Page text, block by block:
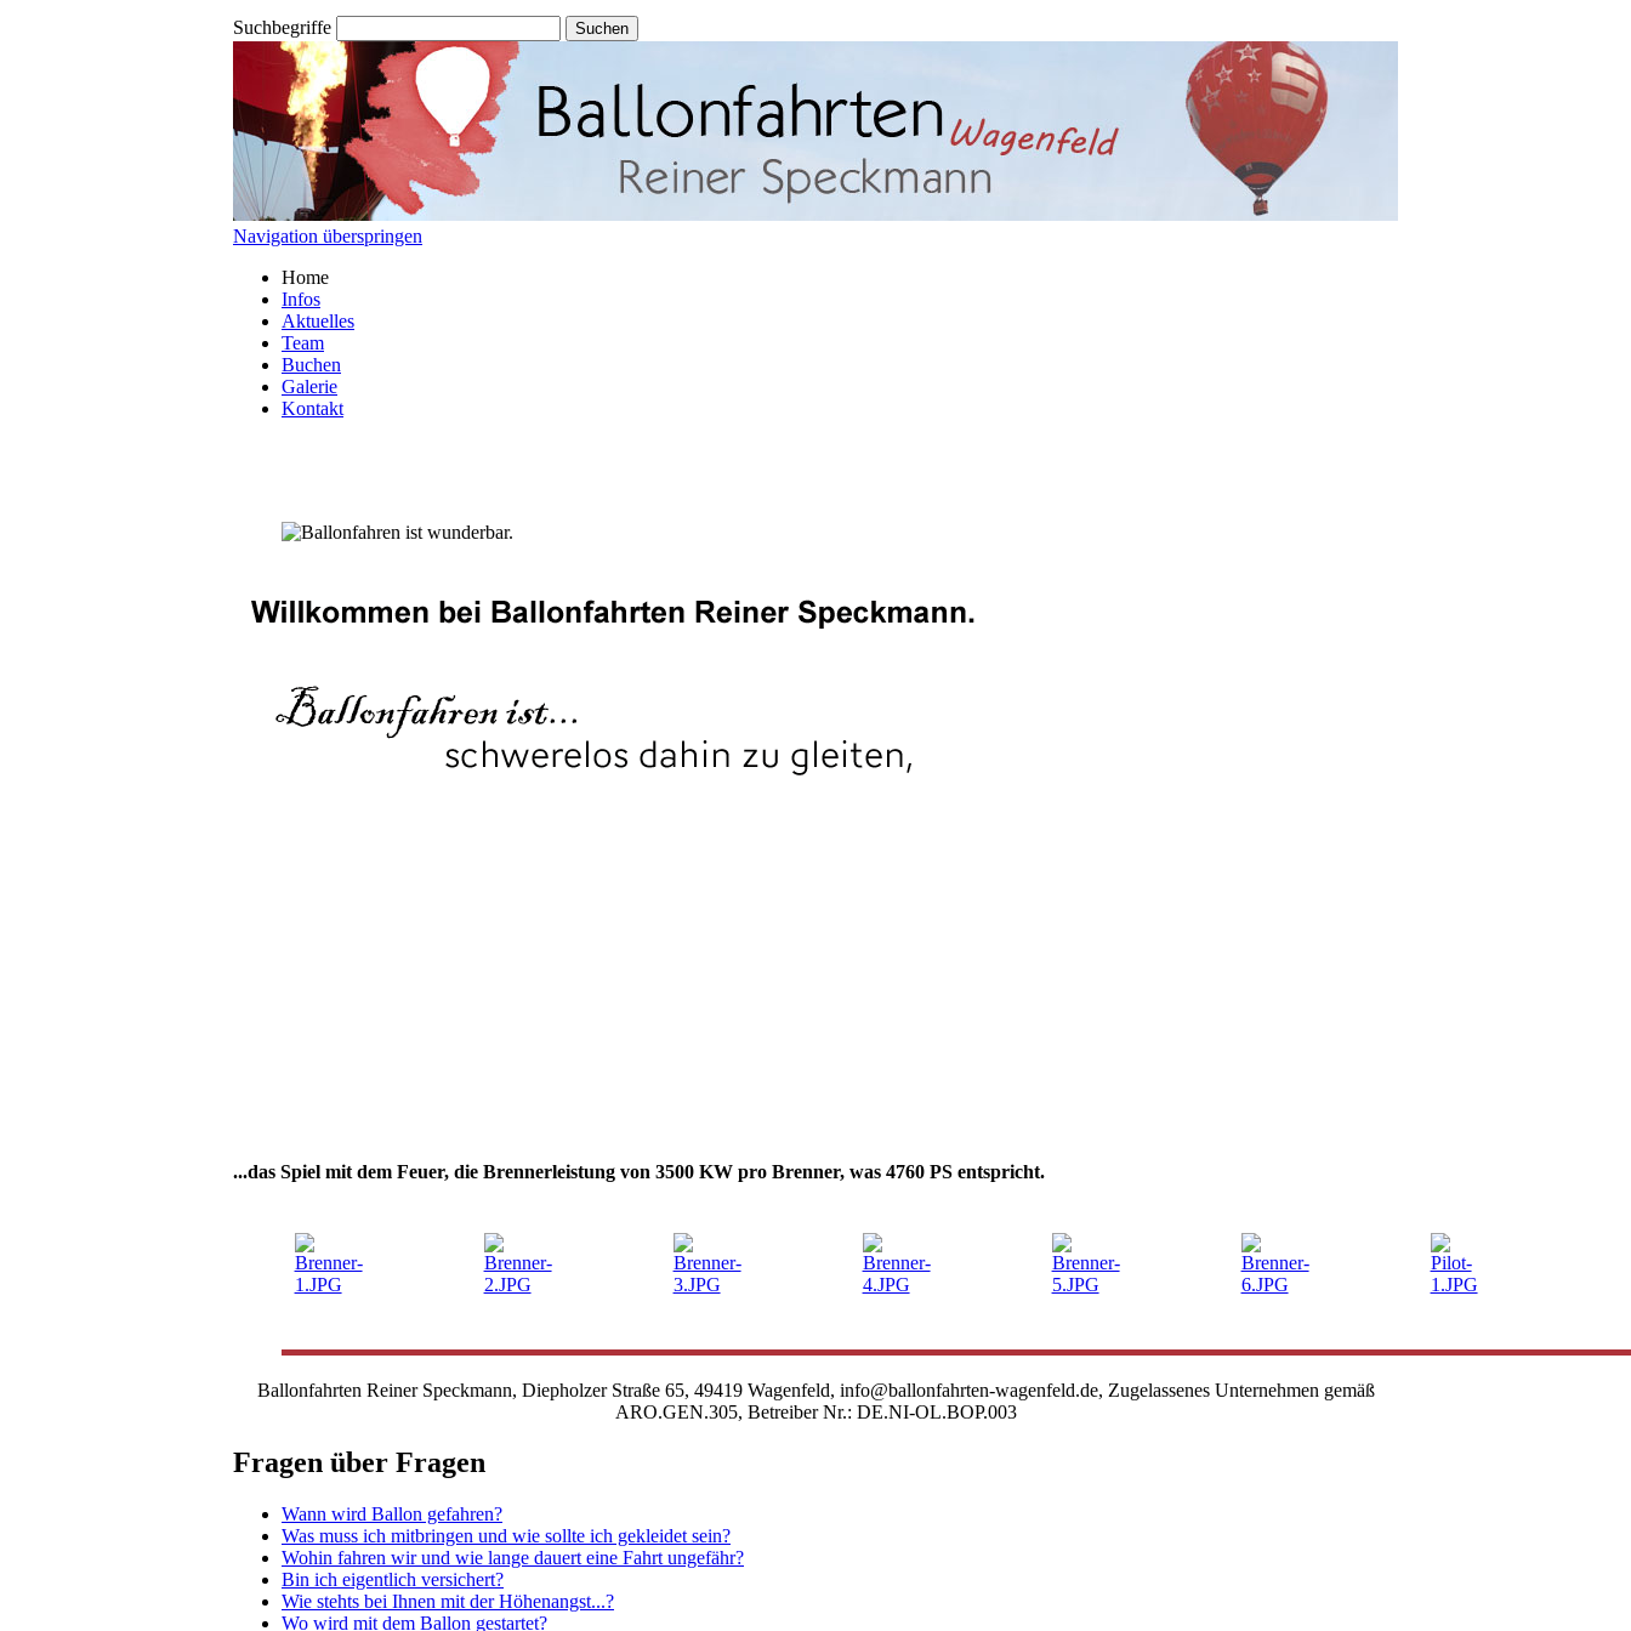
Suchbegriffe
Navigation überspringen
Home
Infos
Aktuelles
Team
Buchen
Galerie
Kontakt
...das Spiel mit dem Feuer, die Brennerleistung von 3500 KW pro Brenner, was 4760 PS entspricht.
Ballonfahrten Reiner Speckmann, Diepholzer Straße 65, 49419 Wagenfeld, info@ballonfahrten-wagenfeld.de, Zugelassenes Unternehmen gemäß
ARO.GEN.305, Betreiber Nr.: DE.NI-OL.BOP.003
Fragen über Fragen
Wann wird Ballon gefahren?
Was muss ich mitbringen und wie sollte ich gekleidet sein?
Wohin fahren wir und wie lange dauert eine Fahrt ungefähr?
Bin ich eigentlich versichert?
Wie stehts bei Ihnen mit der Höhenangst...?
Wo wird mit dem Ballon gestartet?